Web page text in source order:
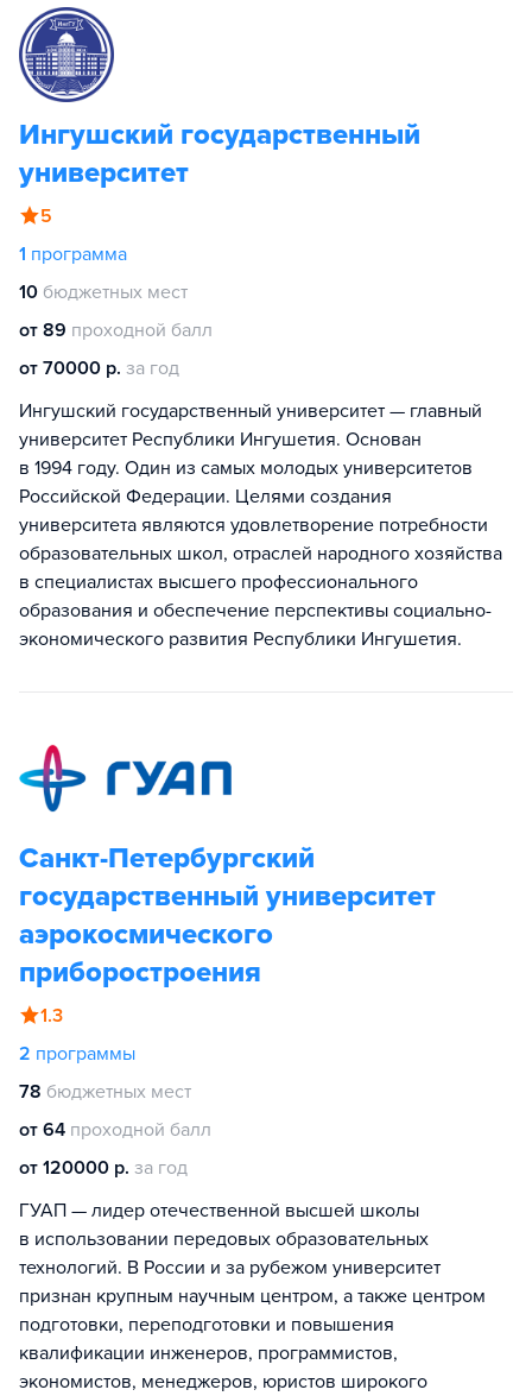
Ингушский государственный
университет
5
1 программа
10 бюджетных мест
от 89 проходной балл
от 70000 р. за год
Ингушский государственный университет — главный
университет Республики Ингушетия. Основан
в 1994 году. Один из самых молодых университетов
Российской Федерации. Целями создания
университета являются удовлетворение потребности
образовательных школ, отраслей народного хозяйства
в специалистах высшего профессионального
образования и обеспечение перспективы социально-
экономического развития Республики Ингушетия.
Санкт-Петербургский
государственный университет
аэрокосмического
приборостроения
1.3
2 программы
78 бюджетных мест
от 64 проходной балл
от 120000 р. за год
ГУАП — лидер отечественной высшей школы
в использовании передовых образовательных
технологий. В России и за рубежом университет
признан крупным научным центром, а также центром
подготовки, переподготовки и повышения
квалификации инженеров, программистов,
экономистов, менеджеров, юристов широкого